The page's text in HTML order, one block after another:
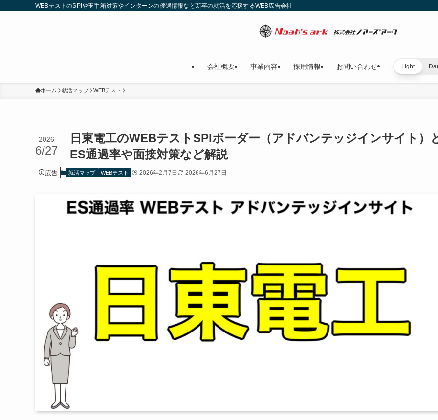
WEBテストのSPIや玉手箱対策やインターンの優遇情報など新卒の就活を応援するWEB広告会社
会社概要 事業内容 採用情報 お問い合わせ Light
ホーム 就活マップ WEBテスト
日東電工のWEBテストSPIボーダー（アドバンテッジインサイト）
ES通過率や面接対策など解説
2026
6/27
広告 就活マップ WEBテスト 2026年2月7日 2026年6月27日